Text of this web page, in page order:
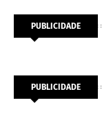
PUBLICIDADE
PUBLICIDADE